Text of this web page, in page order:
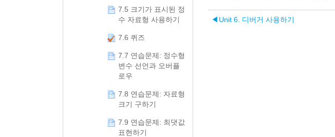
◀︎ Unit 6. 디버거 사용하기
7.5 크기가 표시된 정
수 자료형 사용하기
7.6 퀴즈
7.7 연습문제: 정수형
변수 선언과 오버플
로우
7.8 연습문제: 자료형
크기 구하기
7.9 연습문제: 최댓값
표현하기